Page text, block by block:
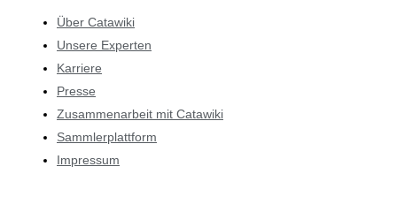
Über Catawiki
Unsere Experten
Karriere
Presse
Zusammenarbeit mit Catawiki
Sammlerplattform
Impressum